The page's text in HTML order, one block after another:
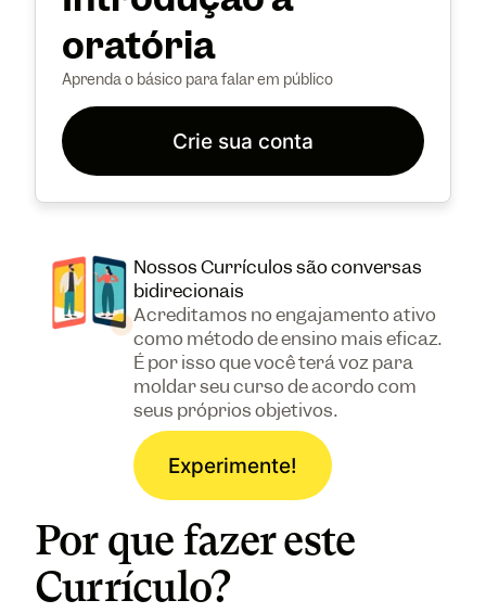
oratória
Aprenda o básico para falar em público
Crie sua conta
Nossos Currículos são conversas
bidirecionais
Acreditamos no engajamento ativo
como método de ensino mais eficaz.
É por isso que você terá voz para
moldar seu curso de acordo com
seus próprios objetivos.
Experimente!
Por que fazer este
Currículo?